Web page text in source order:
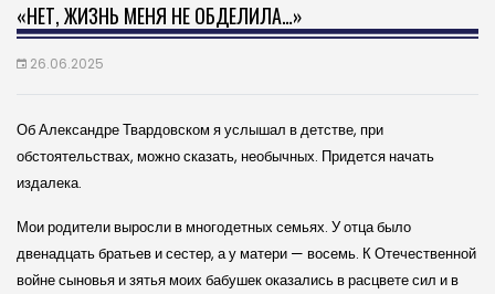
«НЕТ, ЖИЗНЬ МЕНЯ НЕ ОБДЕЛИЛА…»
26.06.2025
Об Александре Твардовском я услышал в детстве, при
обстоятельствах, можно сказать, необычных. Придется начать
издалека.
Мои родители выросли в многодетных семьях. У отца было
двенадцать братьев и сестер, а у матери — восемь. К Отечественной
войне сыновья и зятья моих бабушек оказались в расцвете сил и в